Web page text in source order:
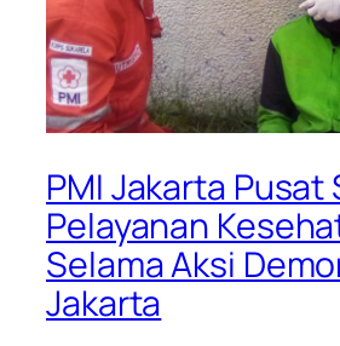
PMI Jakarta Pusat
Pelayanan
Selama Aksi
Jakarta